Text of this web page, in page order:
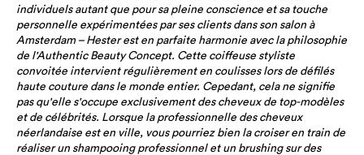
individuels autant que pour sa pleine conscience et sa touche
personnelle expérimentées par ses clients dans son salon à
Amsterdam – Hester est en parfaite harmonie avec la philosophie
de l'Authentic Beauty Concept. Cette coiffeuse styliste
convoitée intervient régulièrement en coulisses lors de défilés
haute couture dans le monde entier. Cepedant, cela ne signifie
pas qu'elle s'occupe exclusivement des cheveux de top-modèles
et de célébrités. Lorsque la professionnelle des cheveux
néerlandaise est en ville, vous pourriez bien la croiser en train de
réaliser un shampooing professionnel et un brushing sur des